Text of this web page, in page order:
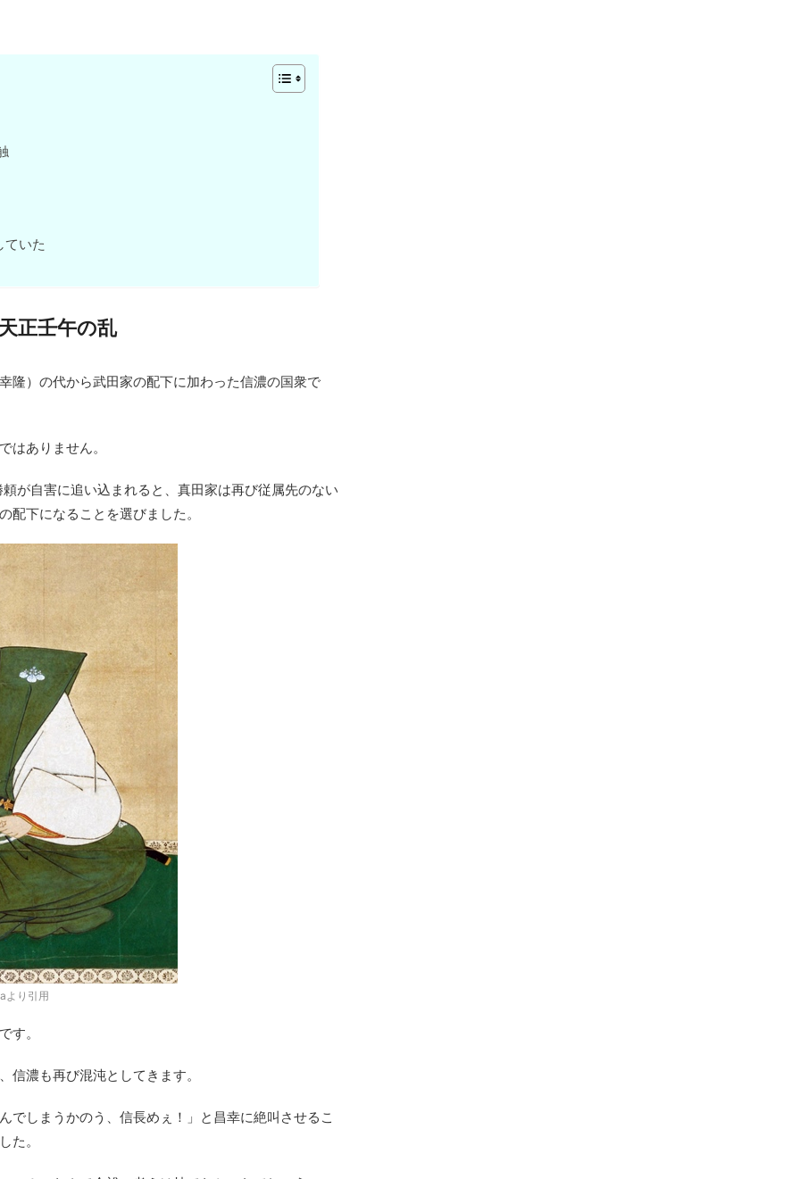
ていた
正壬午の乱
隆）の代から武田家の配下に加わった信濃の国衆で
はありません。
が自害に追い込まれると、真田家は再び従属先のない
配下になることを選びました。
より引用
す。
信濃も再び混沌としてきます。
でしまうかのう、信長めぇ！」と昌幸に絶叫させるこ
た。